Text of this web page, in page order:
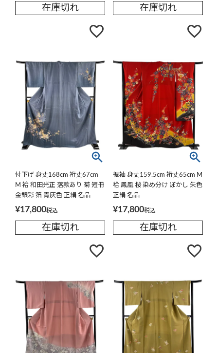
在庫切れ 在庫切れ
付下げ 身丈168cm 裄丈67cm
M 袷 和田光正 落款あり 菊 短冊
金銀彩 箔 青灰色 正絹 名品
¥17,800税込
在庫切れ
振袖 身丈159.5cm 裄丈65cm M
袷 鳳凰 桜 染め分け ぼかし 朱色
正絹 名品
¥17,800税込
在庫切れ